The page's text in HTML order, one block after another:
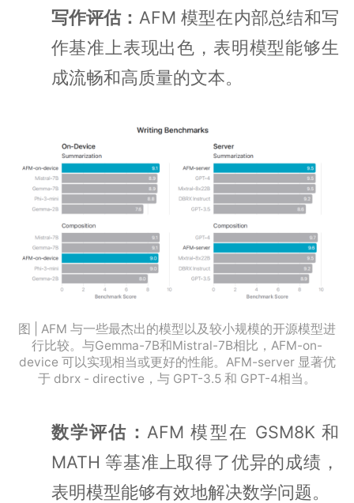
写作评估： AFM 模型在内部总结和写
作基准上表现出色，表明模型能够生
成流畅和高质量的文本。
图 | AFM 与一些最杰出的模型以及较小规模的开源模型进
行比较。与Gemma-7B和Mistral-7B相比，AFM-on-
device 可以实现相当或更好的性能。AFM-server 显著优
于 dbrx - directive，与 GPT-3.5 和 GPT-4相当。
数学评估： AFM 模型在 GSM8K 和
MATH 等基准上取得了优异的成绩，
表明模型能够有效地解决数学问题。